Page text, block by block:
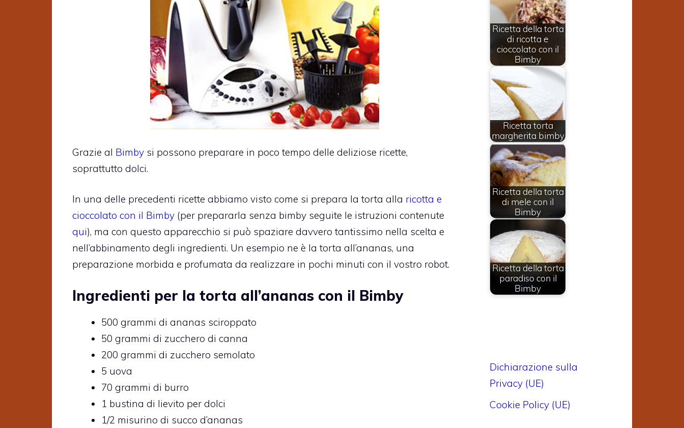
Grazie al Bimby si possono preparare in poco tempo delle deliziose ricette,
soprattutto dolci.
In una delle precedenti ricette abbiamo visto come si prepara la torta alla ricotta e
cioccolato con il Bimby (per prepararla senza bimby seguite le istruzioni contenute
qui), ma con questo apparecchio si può spaziare davvero tantissimo nella scelta e
nell’abbinamento degli ingredienti. Un esempio ne è la torta all’ananas, una
preparazione morbida e profumata da realizzare in pochi minuti con il vostro robot.
Ingredienti per la torta all’ananas con il Bimby
500 grammi di ananas sciroppato
50 grammi di zucchero di canna
200 grammi di zucchero semolato
5 uova
70 grammi di burro
1 bustina di lievito per dolci
1/2 misurino di succo d’ananas
Ricetta della torta
di ricotta e
cioccolato con il
Bimby
Ricetta torta
margherita bimby
Ricetta della torta
di mele con il
Bimby
Ricetta della torta
paradiso con il
Bimby
Dichiarazione sulla
Privacy (UE)
Cookie Policy (UE)